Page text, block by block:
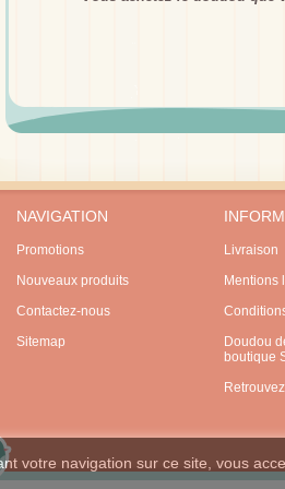
NAVIGATION
Promotions
Nouveaux produits
Contactez-nous
Sitemap
Livraison
Mentions
Doudou
boutique
votre navigation sur ce site, vous